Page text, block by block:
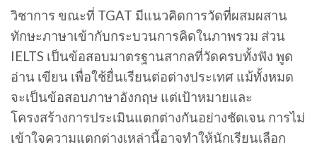
วิชาการ ขณะที่ TGAT มีแนวคิดการวัดที่ผสมผสาน
ทักษะภาษาเข้ากับกระบวนการคิดในภาพรวม ส่วน
IELTS เป็นข้อสอบมาตรฐานสากลที่วัดครบทั้งฟัง พูด
อ่าน เขียน เพื่อใช้ยื่นเรียนต่อต่างประเทศ แม้ทั้งหมด
จะเป็นข้อสอบภาษาอังกฤษ แต่เป้าหมายและ
โครงสร้างการประเมินแตกต่างกันอย่างชัดเจน การไม่
เข้าใจความแตกต่างเหล่านี้อาจทำให้นักเรียนเลือก